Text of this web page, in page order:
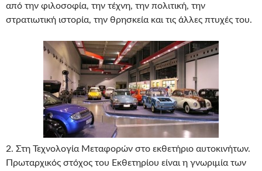
από την φιλοσοφία, την τέχνη, την πολιτική, την
στρατιωτική ιστορία, την θρησκεία και τις άλλες πτυχές του.
2. Στη Τεχνολογία Μεταφορών στο εκθετήριο αυτοκινήτων.
Πρωταρχικός στόχος του Εκθετηρίου είναι η γνωριμία των